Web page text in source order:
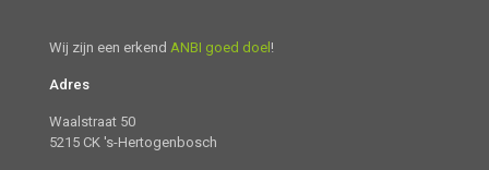
Wij zijn een erkend ANBI goed doel !
Adres
Waalstraat 50
5215 CK 's-Hertogenbosch